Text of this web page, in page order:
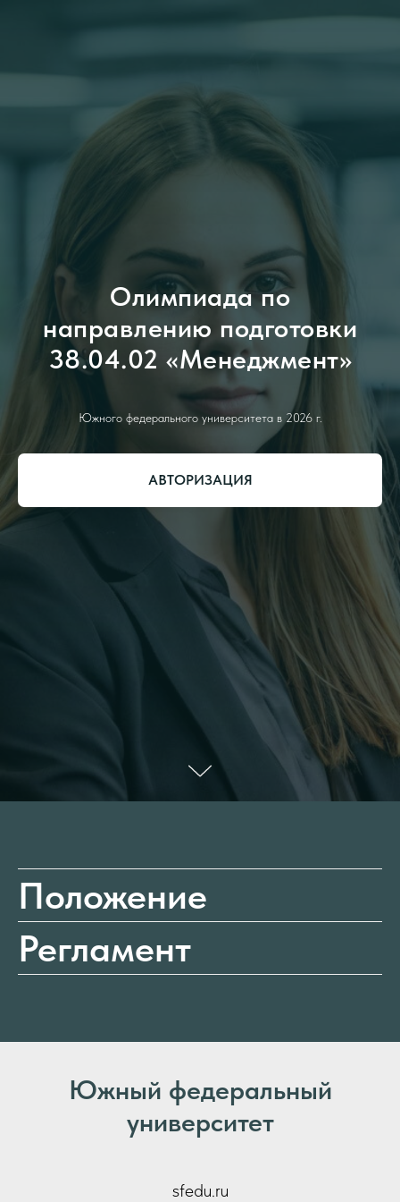
Олимпиада по
направлению подготовки
38.04.02 «Менеджмент»
Южного федерального университета в 2026 г.
АВТОРИЗАЦИЯ
Положение
Регламент
Южный федеральный
университет
sfedu.ru